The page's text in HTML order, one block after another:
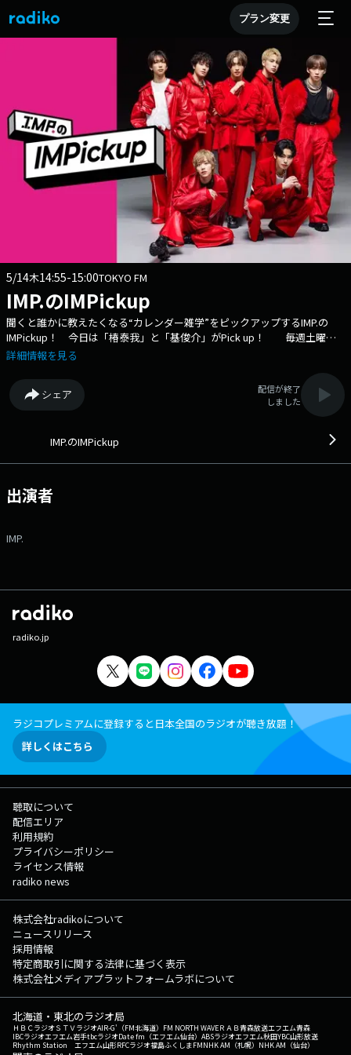
プラン変更
5/14木14:55-15:00TOKYO FM
IMP.のIMPickup
聞くと誰かに教えたくなる“カレンダー雑学”をピックアップするIMP.の
IMPickup！ 今日は「椿泰我」と「基俊介」がPick up！ 毎週土曜
14:55には、TFM Podcastほか、 各種音声配信プラットフォームにてア
ジフォームから！ 番組Webサイト：
https://www.tfm.co.jp/podcast/imp メッセージフォーム：
https://www.tfm.co.jp/f/imp/message Xハッシュタグは
詳細情報を見る
シェア
配信が終了
しました
IMP.のIMPickup
出演者
IMP.
radiko.jp
ラジコプレミアムに登録すると日本全国のラジオが聴き放題！
詳しくはこちら
聴取について
配信エリア
利用規約
プライバシーポリシー
ライセンス情報
radiko news
株式会社radikoについて
ニュースリリース
採用情報
特定商取引に関する法律に基づく表示
株式会社メディアプラットフォームラボについて
北海道・東北のラジオ局
ＨＢＣラジオＳＴＶラジオAIR-G'（FM北海道） FM NORTH WAVEＲＡＢ青森放送エフエム青森
IBCラジオエフエム岩手tbcラジオDate fm（エフエム仙台） ABSラジオエフエム秋田YBC山形放送
Rhythm Station エフエム山形RFCラジオ福島ふくしまFMNHK AM（札幌） NHK AM（仙台）